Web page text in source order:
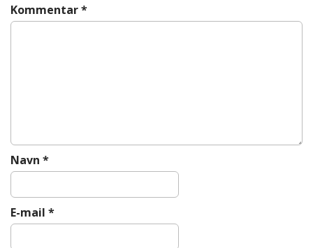
g
a
Kommentar*
Navn *
E-mail *